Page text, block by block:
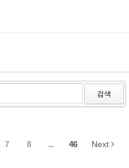
검색
7 8 ... 46 Next